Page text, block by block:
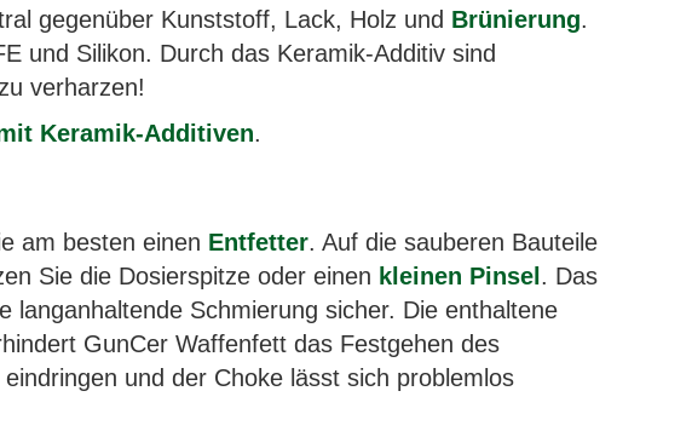
gegenüber Kunststoff, Lack, Holz und Brünierung.
und Silikon. Durch das Keramik-Additiv sind
verharzen!
Keramik-Additiven.
am besten einen Entfetter. Auf die sauberen Bauteile
Sie die Dosierspitze oder einen kleinen Pinsel . Das
Schmierung sicher. Die enthaltene
GunCer Waffenfett das Festgehen des
und der Choke lässt sich problemlos